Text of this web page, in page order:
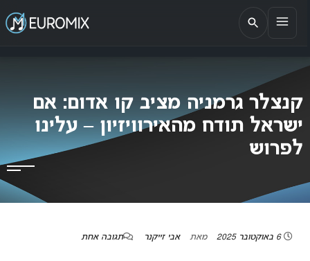
EUROMIX
אתר הבית של האירוויזיון בישראל
קנצלר גרמניה מציב קו אדום: אם
ישראל תודח מהאירוויזיון – עלינו
לפרוש
6 באוקטובר 2025 מאת אבי זייקנר תגובה אחת